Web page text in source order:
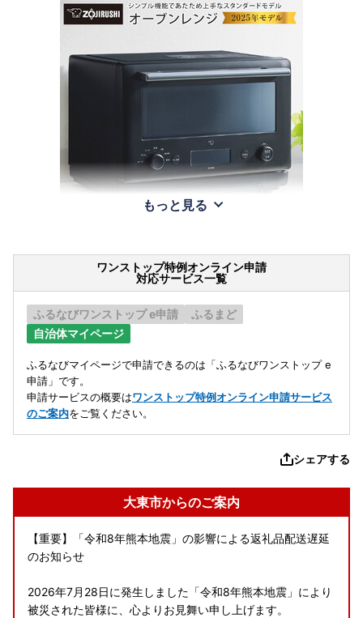
もっと見る
ワンストップ特例オンライン申請
対応サービス一覧
ふるなびワンストップ e申請
ふるまど
自治体マイページ
ふるなびマイページで申請できるのは「ふるなびワンストップ e
申請」です。
申請サービスの概要はワンストップ特例オンライン申請サービス
のご案内をご覧ください。
シェアする
大東市からのご案内
【重要】「令和8年熊本地震」の影響による返礼品配送遅延
のお知らせ
2026年7月28日に発生しました「令和8年熊本地震」により
被災された皆様に、心よりお見舞い申し上げます。